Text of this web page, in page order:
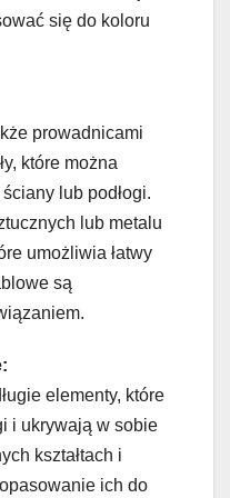
się do koloru
prowadnicami
które można
lub podłogi.
lub metalu
umożliwia łatwy
są
elementy, które
i ukrywają w sobie
kształtach i
ich do